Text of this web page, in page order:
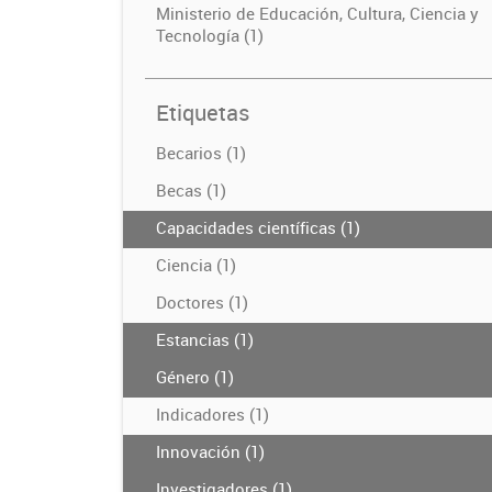
Ministerio de Educación, Cultura, Ciencia y
Tecnología (1)
Etiquetas
Becarios (1)
Becas (1)
Capacidades científicas (1)
Ciencia (1)
Doctores (1)
Estancias (1)
Género (1)
Indicadores (1)
Innovación (1)